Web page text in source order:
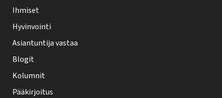
e
h
t
i
f
o
Ihmiset
Hyvinvointi
Asiantuntija vastaa
Blogit
Kolumnit
Pääkirjoitus